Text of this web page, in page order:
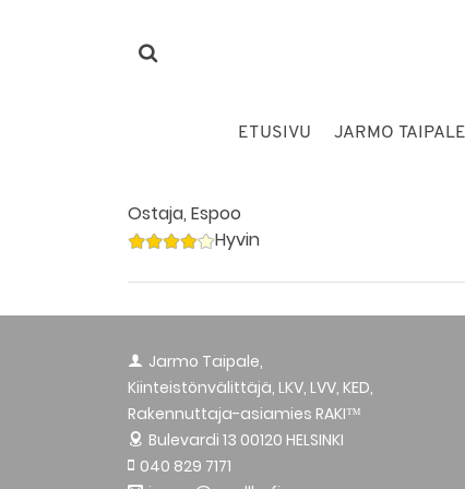
ETUSIVU JARMO TAIPALE
Ostaja, Espoo
Hyvin
Jarmo Taipale,
Kiinteistönvälittäjä, LKV, LVV, KED,
Rakennuttaja-asiamies RAKI™
Bulevardi 13 00120 HELSINKI
040 829 7171